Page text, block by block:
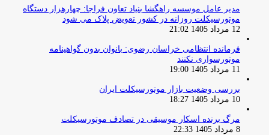
مدیر عامل موسسه راهگشا بنیاد تعاون فراجا: چهارهزار دستگاه
موتورسیکلت روزانه در کشور تعویض پلاک می شود
12 مرداد 1405 21:02
فرمانده انتظامی خراسان رضوی: بانوان بدون گواهینامه
موتورسواری نکنند
11 مرداد 1405 19:00
بررسی وضعیت بازار موتورسیکلت ایران
10 مرداد 1405 18:27
مرگ برنده اسکار موسیقی در تصادف موتورسیکلت
8 مرداد 1405 22:33